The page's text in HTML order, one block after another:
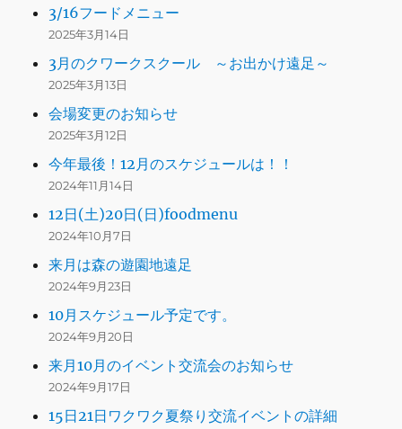
3/16フードメニュー
2025年3月14日
3月のクワークスクール ～お出かけ遠足～
2025年3月13日
会場変更のお知らせ
2025年3月12日
今年最後！12月のスケジュールは！！
2024年11月14日
12日(土)20日(日)foodmenu
2024年10月7日
来月は森の遊園地遠足
2024年9月23日
10月スケジュール予定です。
2024年9月20日
来月10月のイベント交流会のお知らせ
2024年9月17日
15日21日ワクワク夏祭り交流イベントの詳細